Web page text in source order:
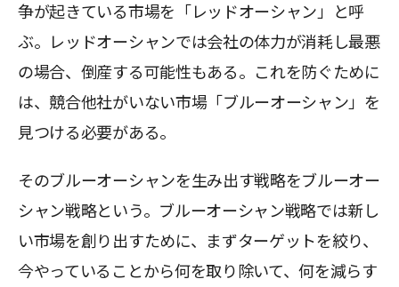
争が起きている市場を「レッドオーシャン」と呼
ぶ。レッドオーシャンでは会社の体力が消耗し最悪
の場合、倒産する可能性もある。これを防ぐために
は、競合他社がいない市場「ブルーオーシャン」を
見つける必要がある。
そのブルーオーシャンを生み出す戦略をブルーオー
シャン戦略という。ブルーオーシャン戦略では新し
い市場を創り出すために、まずターゲットを絞り、
今やっていることから何を取り除いて、何を減らす